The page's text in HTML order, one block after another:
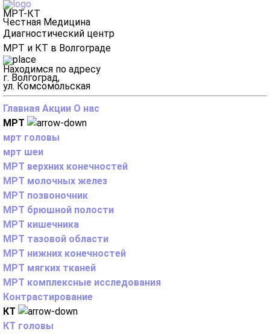
МРТ-КТ
Честная Медицина
Диагностический центр
МРТ и КТ в Волгограде
Находимся по адресу
г. Волгоград,
ул. Комсомольская
Главная Акции О нас
МРТ
мрт головы
мрт шеи
МРТ верхних конечностей
МРТ молочных желез
МРТ позвоночник
МРТ брюшной полости
МРТ кишечника
МРТ тазовой области
МРТ нижних конечностей
МРТ мягких тканей
МРТ комплексные исследования
Контрастирование
КТ
КТ головы